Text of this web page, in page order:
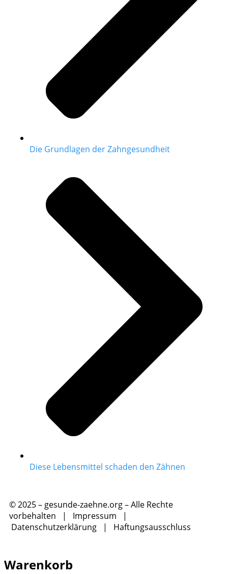
Die Grundlagen der Zahngesundheit
Diese Lebensmittel schaden den Zähnen
© 2025 – gesunde-zaehne.org – Alle Rechte
vorbehalten | Impressum |
Datenschutzerklärung | Haftungsausschluss
Warenkorb